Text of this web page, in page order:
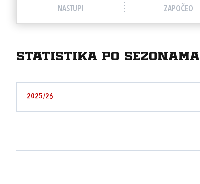
NASTUPI ZAPOČEO
Statistika po sezonama
2025/26